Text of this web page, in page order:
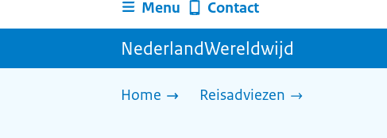
Menu Contact
NederlandWereldwijd
Home Reisadviezen